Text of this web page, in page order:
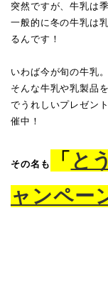
突然ですが、牛乳は
一般的に冬の牛乳は
るんです！
いわば今が旬の牛乳。
そんな牛乳や乳製品
でうれしいプレゼン
催
その名も 「 と
ャンペー